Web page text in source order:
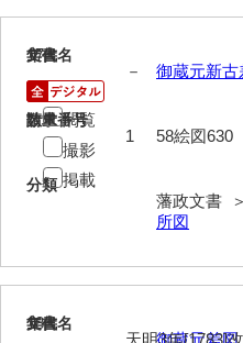
17
文書名
御蔵元新古
請求番号
58絵図630
分類
藩政文書
所図
年代
－
数量
1
閲覧
撮影
掲載
18
文書名
年代